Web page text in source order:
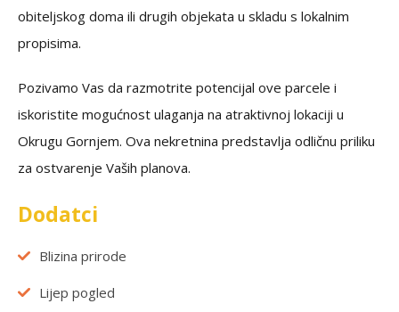
obiteljskog doma ili drugih objekata u skladu s lokalnim
propisima.
Pozivamo Vas da razmotrite potencijal ove parcele i
iskoristite mogućnost ulaganja na atraktivnoj lokaciji u
Okrugu Gornjem. Ova nekretnina predstavlja odličnu priliku
za ostvarenje Vaših planova.
Dodatci
Blizina prirode
Lijep pogled